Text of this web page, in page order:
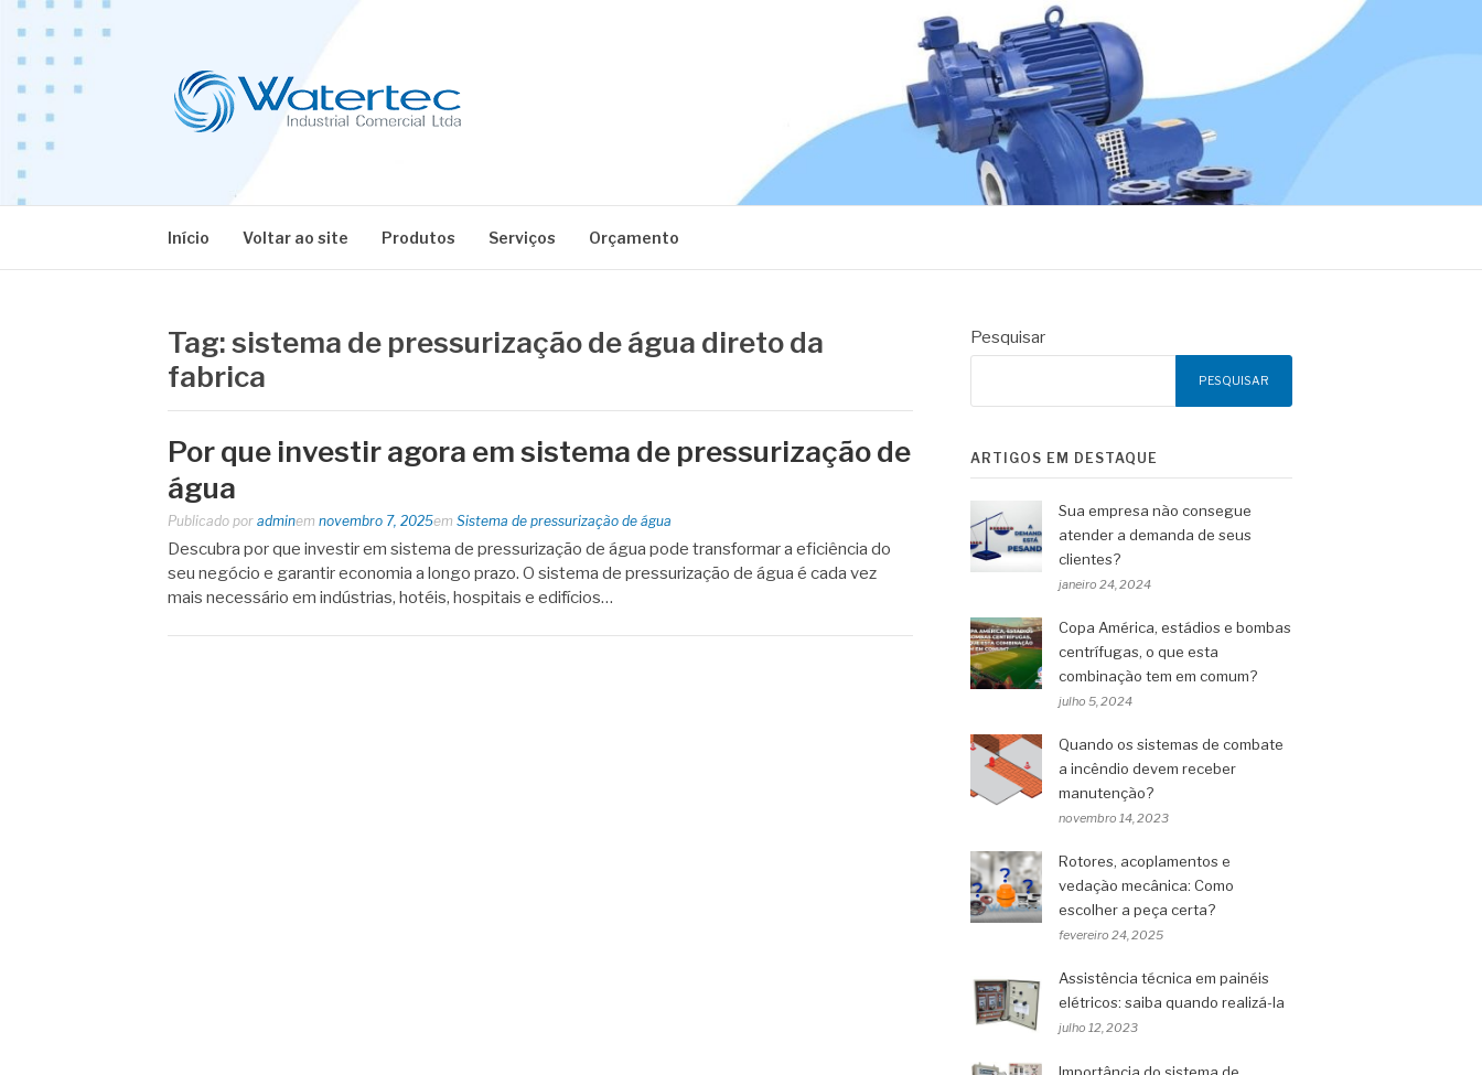
Pular
para
conteúdo
Início Voltar ao site Produtos Serviços Orçamento
Tag:sistema de pressurização de água direto da
fabrica
Por que investir agora em sistema de pressurização de
água
Publicado por adminem novembro 7, 2025em Sistema de pressurização de água
Descubra por que investir em sistema de pressurização de água pode transformar a eficiência do
seu negócio e garantir economia a longo prazo. O sistema de pressurização de água é cada vez
mais necessário em indústrias, hotéis, hospitais e edifícios…
Pesquisar
PESQUISAR
ARTIGOS EM DESTAQUE
Sua empresa não consegue
atender a demanda de seus
clientes?
janeiro 24, 2024
Copa América, estádios e bombas
centrífugas, o que esta
combinação tem em comum?
julho 5, 2024
Quando os sistemas de combate
a incêndio devem receber
manutenção?
novembro 14, 2023
Rotores, acoplamentos e
vedação mecânica: Como
escolher a peça certa?
fevereiro 24, 2025
Assistência técnica em painéis
elétricos: saiba quando realizá-la
julho 12, 2023